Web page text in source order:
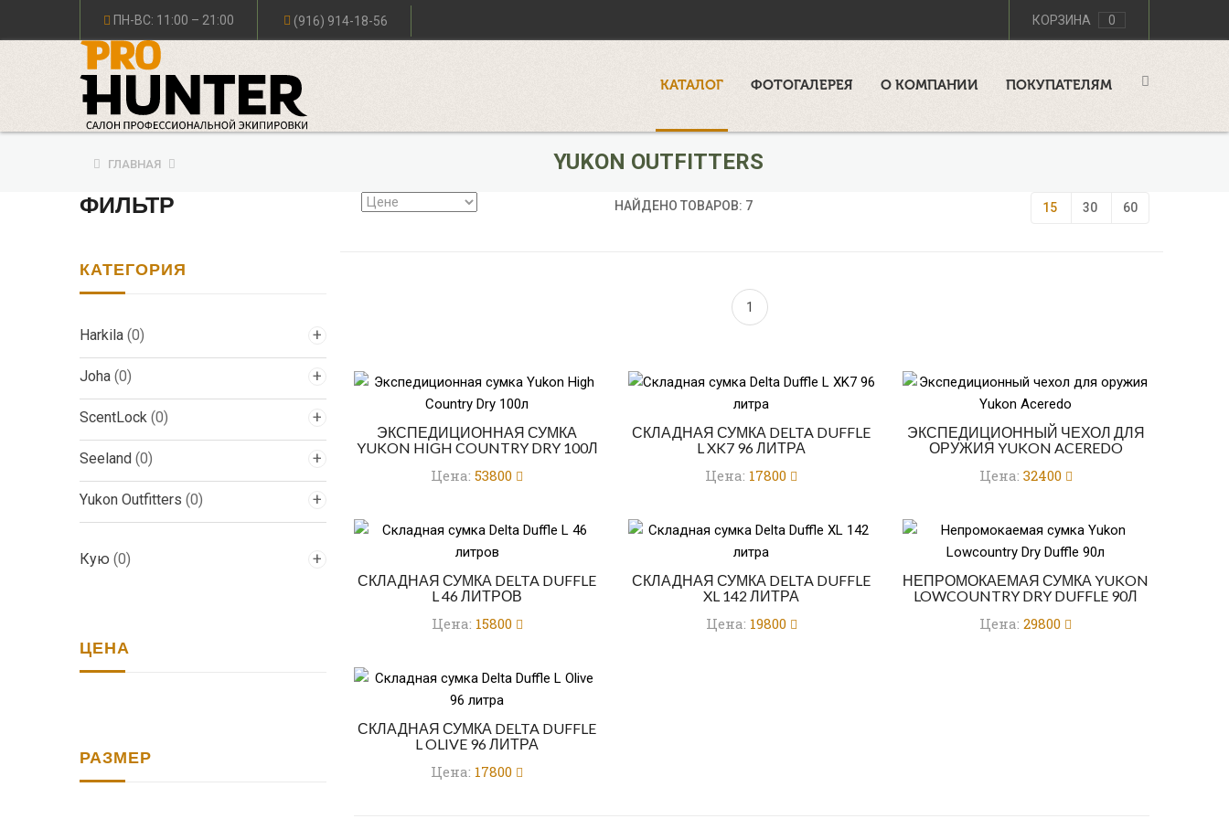
ПН-ВС: 11:00 – 21:00 (916) 914-18-56 КОРЗИНА 0
КАТАЛОГ ФОТОГАЛЕРЕЯ О КОМПАНИИ ПОКУПАТЕЛЯМ
ГЛАВНАЯ YUKON OUTFITTERS
ФИЛЬТР
КАТЕГОРИЯ
Harkila (0)
Joha (0)
ScentLock (0)
Seeland (0)
Yukon Outfitters (0)
Кую (0)
ЦЕНА
РАЗМЕР
НАЙДЕНО ТОВАРОВ: 7 15 30 60
1
ЭКСПЕДИЦИОННАЯ СУМКА
YUKON HIGH COUNTRY DRY 100Л
Цена:53800
СКЛАДНАЯ СУМКА DELTA DUFFLE
L XK7 96 ЛИТРА
Цена: 17800
ЭКСПЕДИЦИОННЫЙ ЧЕХОЛ ДЛЯ
ОРУЖИЯ YUKON ACEREDO
Цена: 32400
СКЛАДНАЯ СУМКА DELTA DUFFLE
L 46 ЛИТРОВ
Цена: 15800
СКЛАДНАЯ СУМКА DELTA DUFFLE
XL 142 ЛИТРА
Цена: 19800
НЕПРОМОКАЕМАЯ СУМКА YUKON
LOWCOUNTRY DRY DUFFLE 90Л
Цена:29800
СКЛАДНАЯ СУМКА DELTA DUFFLE
L OLIVE 96 ЛИТРА
Цена: 17800